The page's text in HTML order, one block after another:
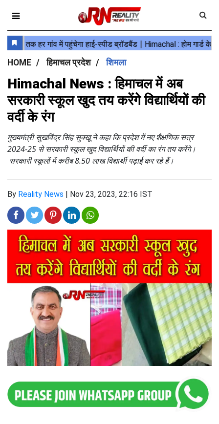
HOME हिमाचल प्रदेश शिमला
Himachal News : हिमाचल में अब
सरकारी स्कूल खुद तय करेंगे विद्यार्थियों की
वर्दी के रंग
मुख्यमंत्री सुखविंद्र सिंह सुक्खू ने कहा कि प्रदेश में नए शैक्षणिक सत्र
2024-25 से सरकारी स्कूल खुद विद्यार्थियों की वर्दी का रंग तय करेंगे।
सरकारी स्कूलों में करीब 8.50 लाख विद्यार्थी पढ़ाई कर रहे हैं।
By Reality News | Nov 23, 2023, 22:16 IST